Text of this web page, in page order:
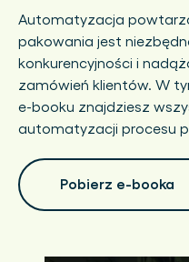
Automatyzacja
pakowania jest
konkurencyjności i
zamówień klientów. W
e-booku znajdziesz
automatyzacji procesu
Pobierz e-booka